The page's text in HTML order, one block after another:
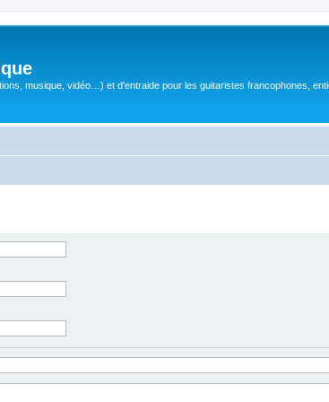
musique, vidéo…) et d'entraide pour les guitaristes francophones,